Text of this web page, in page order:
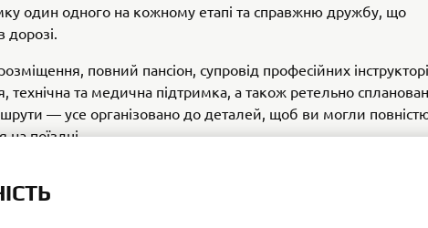
один одного на кожному етапі та справжню дружбу, що
дорозі.
повний пансіон, супровід професійних
технічна та медична підтримка, а також ретельно
— усе організовано до деталей, щоб ви могли
на поїздці.